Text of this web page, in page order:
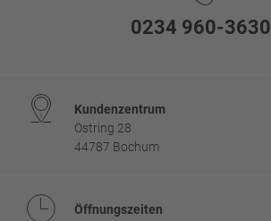
0234 960-3630
Kundenzentrum
Ostring 28
44787 Bochum
Öffnungszeiten